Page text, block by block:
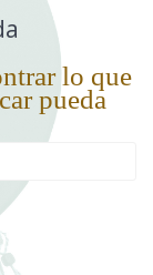
lo que
pueda